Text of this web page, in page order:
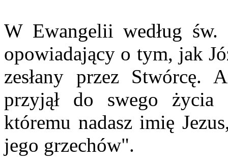
W Ewangelii według św.
opowiadający o tym, jak
zesłany przez Stwórcę.
przyjął do swego
któremu nadasz imię
jego grzechów".